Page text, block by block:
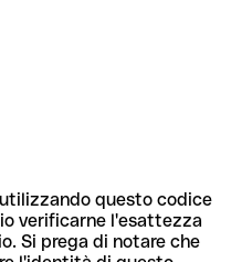
questo codice
verificarne l'esattezza
Si prega di notare che